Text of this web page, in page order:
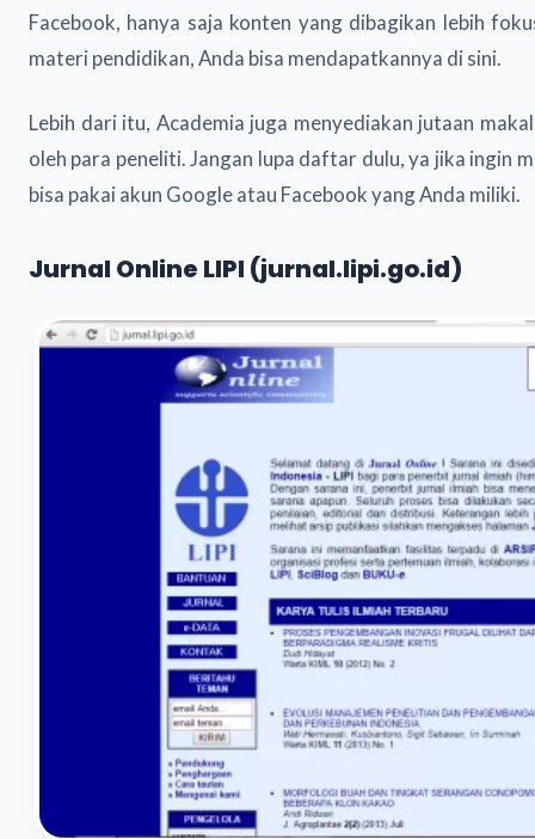
Facebook, hanya saja konten yang dibagikan lebih
materi pendidikan, Anda bisa mendapatkannya di sini.
Lebih dari itu, Academia juga menyediakan jutaan
oleh para peneliti. Jangan lupa daftar dulu, ya jika ingin
bisa pakai akun Google atau Facebook yang Anda miliki.
Jurnal Online LIPI (jurnal.lipi.go.id)